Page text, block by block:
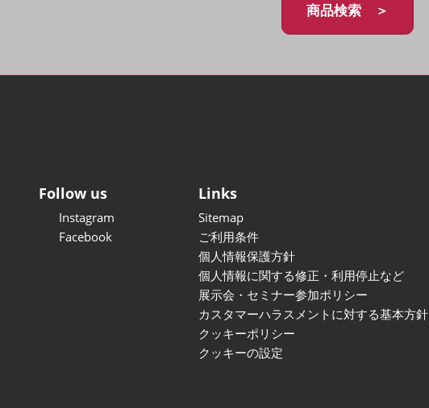
商品検索 ＞
Follow us
Instagram
Facebook
Links
Sitemap
ご利用条件
個人情報保護方針
個人情報に関する修正・利用停止など
展示会・セミナー参加ポリシー
カスタマーハラスメントに対する基本方針
クッキーポリシー
クッキーの設定